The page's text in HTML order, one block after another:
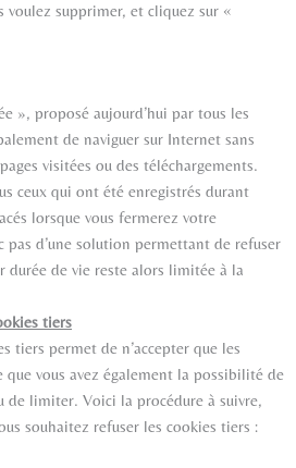
voulez supprimer, et cliquez sur «
», proposé aujourd’hui par tous les
de naviguer sur Internet sans
visitées ou des téléchargements.
ceux qui ont été enregistrés durant
lorsque vous fermerez votre
pas d’une solution permettant de refuser
durée de vie reste alors limitée à la
tiers
tiers permet de n’accepter que les
que vous avez également la possibilité de
de limiter. Voici la procédure à suivre,
souhaitez refuser les cookies tiers :